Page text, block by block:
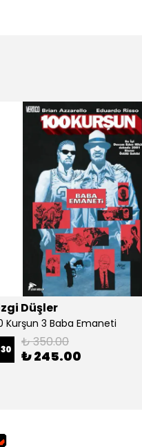
Düşler
Kurşun 3 Baba Emaneti
30 ₺ 350.00
₺ 245.00